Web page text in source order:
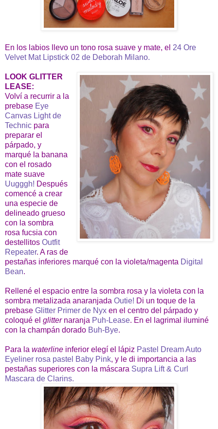
En los labios llevo un tono rosa suave y mate, el 24 Ore
Velvet Mat Lipstick 02 de Deborah Milano.
LOOK GLITTER
LEASE:
Volví a recurrir a la
prebase Eye
Canvas Light de
Technic para
preparar el
párpado, y
marqué la banana
con el rosado
mate suave
Uugggh! Después
comencé a crear
una especie de
delineado grueso
con la sombra
rosa fucsia con
destellitos Outfit
Repeater. A ras de
pestañas inferiores marqué con la violeta/magenta Digital
Bean.
Rellené el espacio entre la sombra rosa y la violeta con la
sombra metalizada anaranjada Outie! Di un toque de la
prebase Glitter Primer de Nyx en el centro del párpado y
coloqué el glitternaranja Puh-Lease. En el lagrimal iluminé
con la champán dorado Buh-Bye.
Para la waterline inferior elegí el lápiz Pastel Dream Auto
Eyeliner rosa pastel Baby Pink, y le di importancia a las
pestañas superiores con la máscara Supra Lift & Curl
Mascara de Clarins.